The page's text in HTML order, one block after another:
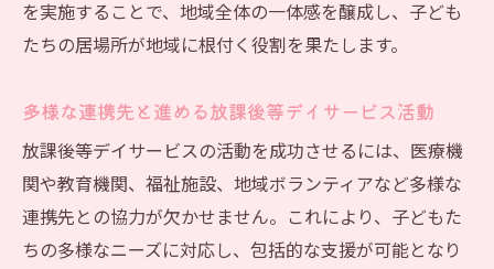
を実施することで、地域全体の一体感を醸成し、子ども
たちの居場所が地域に根付く役割を果たします。
多様な連携先と進める放課後等デイサービス活動
放課後等デイサービスの活動を成功させるには、医療機
関や教育機関、福祉施設、地域ボランティアなど多様な
連携先との協力が欠かせません。これにより、子どもた
ちの多様なニーズに対応し、包括的な支援が可能となり